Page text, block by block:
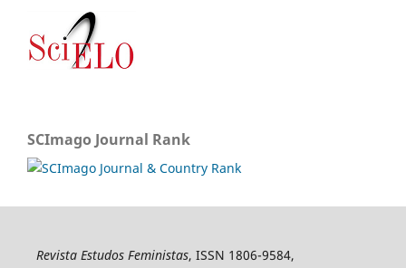
SCImago Journal Rank
Revista Estudos Feministas, ISSN 1806-9584,